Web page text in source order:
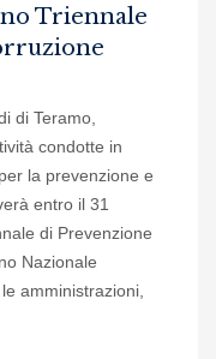
Triennale
di Teramo,
condotte in
la prevenzione e
entro il 31
di Prevenzione
Nazionale
amministrazioni,